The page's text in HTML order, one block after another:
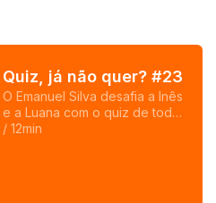
Quiz, já não quer? #23
O Emanuel Silva desafia a Inês
e a Luana com o quiz de todos
os quizzes. Ou com um quiz
/ 12min